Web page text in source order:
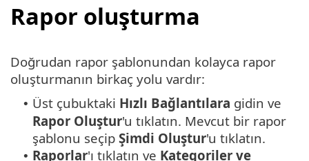
Rapor oluşturma
Doğrudan rapor şablonundan kolayca rapor
oluşturmanın birkaç yolu vardır:
• Üst çubuktaki Hızlı Bağlantılara gidin ve
Rapor Oluştur'u tıklatın. Mevcut bir rapor
şablonu seçip Şimdi Oluştur'u tıklatın.
• Raporlar'ı tıklatın ve Kategoriler ve